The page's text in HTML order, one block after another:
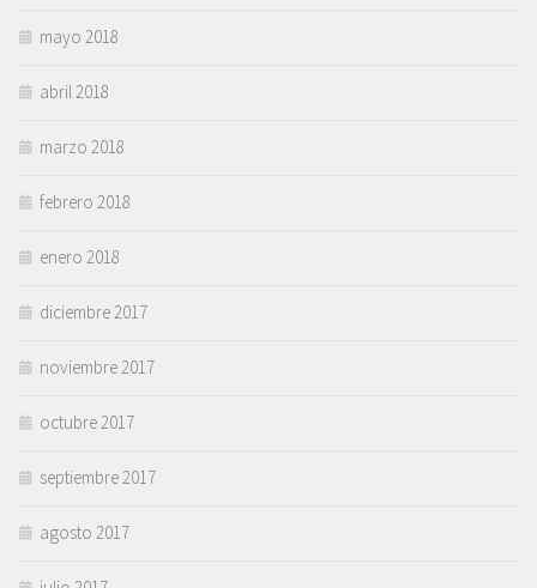
mayo 2018
abril 2018
marzo 2018
febrero 2018
enero 2018
diciembre 2017
noviembre 2017
octubre 2017
septiembre 2017
agosto 2017